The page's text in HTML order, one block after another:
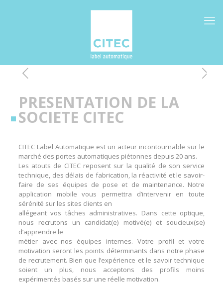
PRESENTATION DE LA
SOCIETE CITEC
CITEC Label Automatique est un acteur incontournable sur le
marché des portes automatiques piétonnes depuis 20 ans.
Les atouts de CITEC reposent sur la qualité de son service
technique, des délais de fabrication, la réactivité et le savoir-
faire de ses équipes de pose et de maintenance. Notre
application mobile vous permettra d’intervenir en toute
sérénité sur les sites clients en
allégeant vos tâches administratives. Dans cette optique,
nous recrutons un candidat(e) motivé(e) et soucieux(se)
d’apprendre le
métier avec nos équipes internes. Votre profil et votre
motivation seront les points déterminants dans notre phase
de recrutement. Bien que l’expérience et le savoir technique
soient un plus, nous acceptons des profils moins
expérimentés basés sur une réelle motivation.